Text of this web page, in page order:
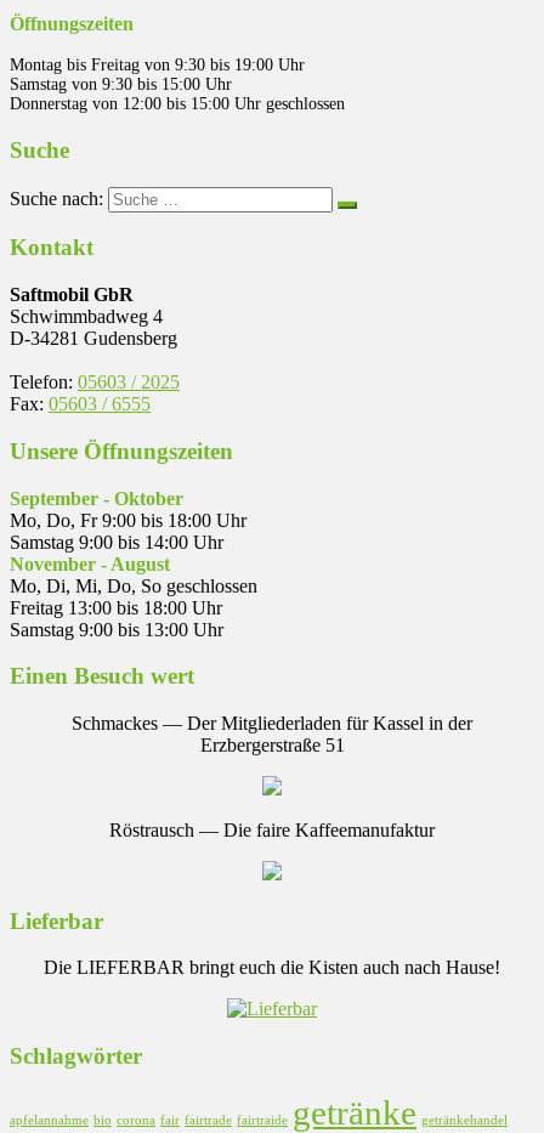
Öffnungszeiten
Montag bis Freitag von 9:30 bis 19:00 Uhr
Samstag von 9:30 bis 15:00 Uhr
Donnerstag von 12:00 bis 15:00 Uhr geschlossen
Suche
Suche nach:
Kontakt
Saftmobil GbR
Schwimmbadweg 4
D-34281 Gudensberg
Telefon: 05603 / 2025
Fax: 05603 / 6555
Unsere Öffnungszeiten
September - Oktober
Mo, Do, Fr 9:00 bis 18:00 Uhr
Samstag 9:00 bis 14:00 Uhr
November - August
Mo, Di, Mi, Do, So geschlossen
Freitag 13:00 bis 18:00 Uhr
Samstag 9:00 bis 13:00 Uhr
Einen Besuch wert
Schmackes — Der Mitgliederladen für Kassel in der
Erzbergerstraße 51
Röstrausch — Die faire Kaffeemanufaktur
Lieferbar
Die LIEFERBAR bringt euch die Kisten auch nach Hause!
Schlagwörter
apfelannahme bio corona fair fairtrade fairtraide getränke getränkehandel